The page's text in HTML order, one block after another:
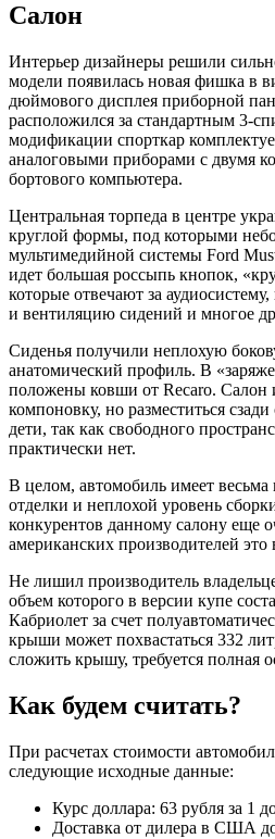
Салон
Интерьер дизайнеры решили
модели появилась новая фишка в
дюймового дисплея приборной
расположился за стандартным 3-
модификации спорткар
аналоговыми приборами с двумя
бортового компьютера.
Центральная торпеда в центре
круглой формы, под которыми
мультимедийной системы Ford
идет большая россыпь кнопок,
которые отвечают за
и вентиляцию сидений и многое
Сиденья получили неплохую
анатомический профиль. В
положены ковши от Recaro. Салон
компоновку, но разместиться
дети, так как свободного
практически нет.
В целом, автомобиль имеет весьма
отделки и неплохой уровень
конкурентов данному салону еще
американских производителей
Не лишил производитель
объем которого в версии купе
Кабриолет за счет
крыши может похвастаться 332
сложить крышу, требуется полная
Как будем считать?
При расчетах стоимости
следующие исходные данные:
Курс доллара: 63 рубля за 1
Доставка от дилера в США